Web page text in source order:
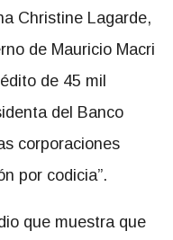
Christine Lagarde,
de Mauricio Macri
de 45 mil
del Banco
corporaciones
por codicia”.
que muestra que